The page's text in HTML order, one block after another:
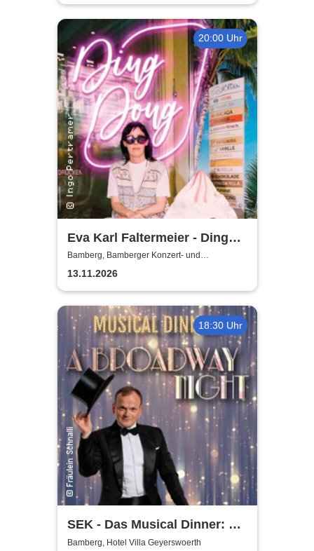
20:00 Uhr
Eva Karl Faltermeier - Ding
Dong
Bamberg, Bamberger Konzert- und
Kongresshalle (Hegelsaal)
13.11.2026
18:30 Uhr
SEK - Das Musical Dinner: A
Broadway Night
Bamberg, Hotel Villa Geyerswoerth